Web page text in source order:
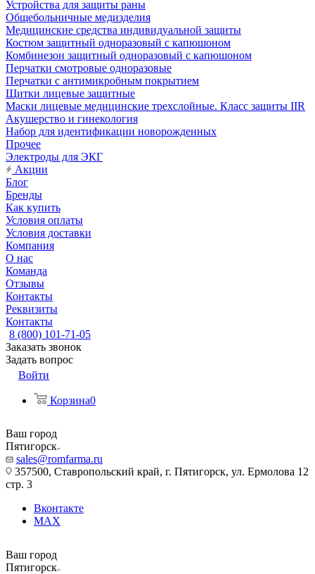
Устройства для защиты раны
Общебольничные медизделия
Медицинские средства индивидуальной защиты
Костюм защитный одноразовый с капюшоном
Комбинезон защитный одноразовый с капюшоном
Перчатки смотровые одноразовые
Перчатки с антимикробным покрытием
Щитки лицевые защитные
Маски лицевые медицинские трехслойные. Класс защиты IIR
Акушерство и гинекология
Набор для идентификации новорожденных
Прочее
Электроды для ЭКГ
Акции
Блог
Бренды
Как купить
Условия оплаты
Условия доставки
Компания
О нас
Команда
Отзывы
Контакты
Реквизиты
Контакты
8 (800) 101-71-05
Заказать звонок
Задать вопрос
Войти
Корзина0
Ваш город
Пятигорск
sales@romfarma.ru
357500, Ставропольский край, г. Пятигорск, ул. Ермолова 12
стр. 3
Вконтакте
MAX
Ваш город
Пятигорск